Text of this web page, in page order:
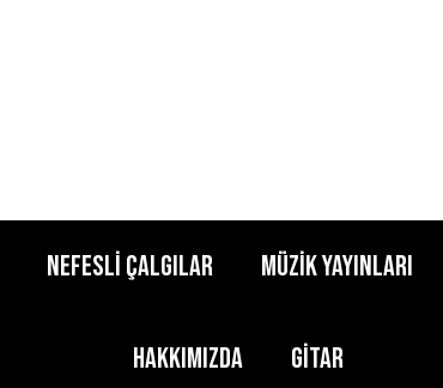
Nefesli Çalgılar Müzik Yayınları
Hakkımızda Gitar